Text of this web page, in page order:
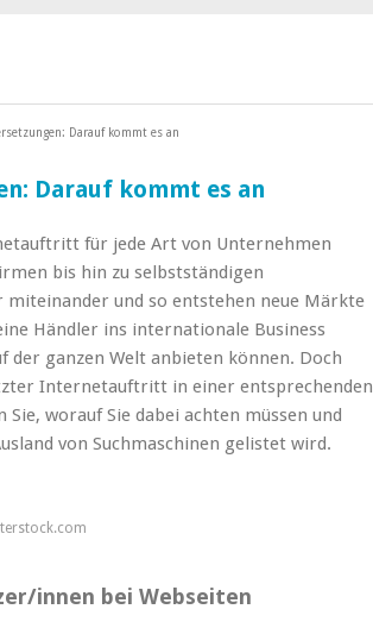
Darauf kommt es an
Darauf kommt es an
für jede Art von Unternehmen
bis hin zu selbstständigen
miteinander und so entstehen neue Märkte
Händler ins internationale Business
ganzen Welt anbieten können. Doch
Internetauftritt in einer entsprechenden
worauf Sie dabei achten müssen und
von Suchmaschinen gelistet wird.
innen bei Webseiten